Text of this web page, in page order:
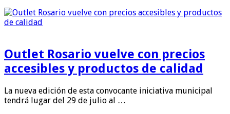
Outlet Rosario vuelve con precios
accesibles y productos de calidad
La nueva edición de esta convocante iniciativa municipal
tendrá lugar del 29 de julio al …